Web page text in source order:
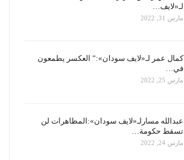
لـ«لايف…
مارس 31, 2022
كمال عمر لـ«لايف سودان»:” العكسر يطمعون
في…
مارس 25, 2022
عبدالله مسارلـ«لايف سودان»:المظاهرات لن
تسقط حكومة…
مارس 24, 2022